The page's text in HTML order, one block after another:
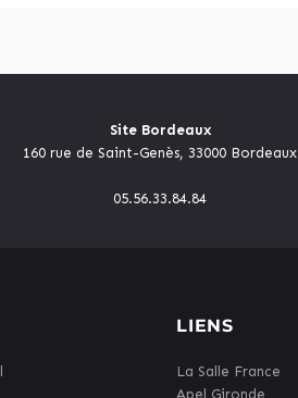
Site Bordeaux
160 rue de Saint-Genès, 33000 Bordeaux
05.56.33.84.84
LIENS
La Salle France
Apel Gironde